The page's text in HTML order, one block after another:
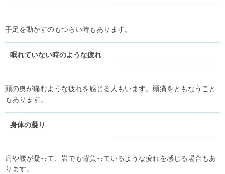
手足を動かすのもつらい時もあります。
眠れていない時のような疲れ
頭の奥が痛むような疲れを感じる人もいます。頭痛をともなうこと
もあります。
身体の凝り
肩や腰が凝って、岩でも背負っているような疲れを感じる場合もあ
ります。